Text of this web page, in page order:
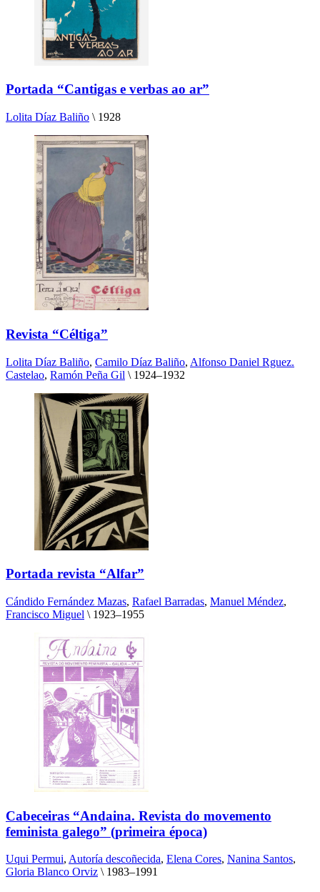
Portada “Cantigas e verbas ao ar”
Lolita Díaz Baliño \ 1928
Revista “Céltiga”
Lolita Díaz Baliño, Camilo Díaz Baliño, Alfonso Daniel Rguez.
Castelao, Ramón Peña Gil \ 1924–1932
Portada revista “Alfar”
Cándido Fernández Mazas, Rafael Barradas, Manuel Méndez,
Francisco Miguel \ 1923–1955
Cabeceiras “Andaina. Revista do movemento
feminista galego” (primeira época)
Uqui Permui, Autoría descoñecida, Elena Cores, Nanina Santos,
Gloria Blanco Orviz \ 1983–1991